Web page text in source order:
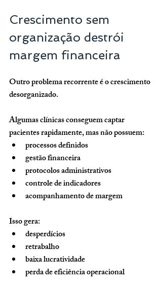
Crescimento sem
organização destrói
margem financeira
Outro problema recorrente é o crescimento
desorganizado.
Algumas clínicas conseguem captar
pacientes rapidamente, mas não possuem:
processos definidos
gestão financeira
protocolos administrativos
controle de indicadores
acompanhamento de margem
Isso gera:
desperdícios
retrabalho
baixa lucratividade
perda de eficiência operacional